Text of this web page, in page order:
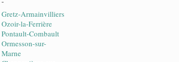
Gretz-Armainvilliers
Ozoir-la-Ferrière
Pontault-Combault
Ormesson-sur-
Marne